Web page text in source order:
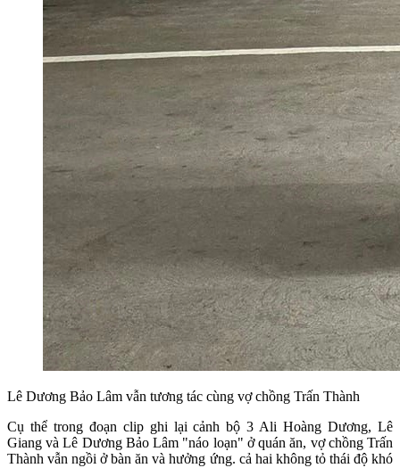
Lê Dương Bảo Lâm vẫn tương tác cùng vợ chồng Trấn Thành
Cụ thể trong đoạn clip ghi lại cảnh bộ 3 Ali Hoàng Dương, Lê
Giang và Lê Dương Bảo Lâm "náo loạn" ở quán ăn, vợ chồng Trấn
Thành vẫn ngồi ở bàn ăn và hưởng ứng. cả hai không tỏ thái độ khó